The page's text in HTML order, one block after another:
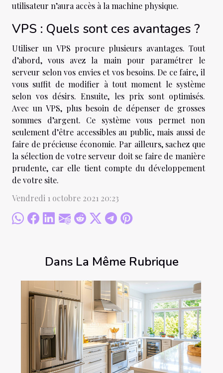
utilisateur n’aura accès à la machine physique.
VPS : Quels sont ces avantages ?
Utiliser un VPS procure plusieurs avantages. Tout
d’abord, vous avez la main pour paramétrer le
serveur selon vos envies et vos besoins. De ce faire, il
vous suffit de modifier à tout moment le système
selon vos désirs. Ensuite, les prix sont optimisés.
Avec un VPS, plus besoin de dépenser de grosses
sommes d’argent. Ce système vous permet non
seulement d’être accessibles au public, mais aussi de
faire de précieuse économie. Par ailleurs, sachez que
la sélection de votre serveur doit se faire de manière
prudente, car elle tient compte du développement
de votre site.
Vendredi 1 octobre 2021 20:23
Dans La Même Rubrique